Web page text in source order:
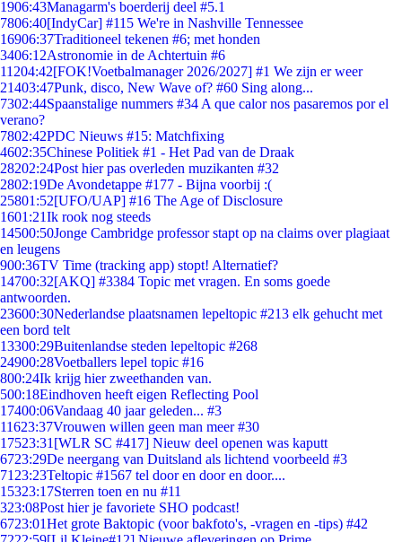
1906:43Managarm's boerderij deel #5.1
7806:40[IndyCar] #115 We're in Nashville Tennessee
16906:37Traditioneel tekenen #6; met honden
3406:12Astronomie in de Achtertuin #6
11204:42[FOK!Voetbalmanager 2026/2027] #1 We zijn er weer
21403:47Punk, disco, New Wave of? #60 Sing along...
7302:44Spaanstalige nummers #34 A que calor nos pasaremos por el
verano?
7802:42PDC Nieuws #15: Matchfixing
4602:35Chinese Politiek #1 - Het Pad van de Draak
28202:24Post hier pas overleden muzikanten #32
2802:19De Avondetappe #177 - Bijna voorbij :(
25801:52[UFO/UAP] #16 The Age of Disclosure
1601:21Ik rook nog steeds
14500:50Jonge Cambridge professor stapt op na claims over plagiaat
en leugens
900:36TV Time (tracking app) stopt! Alternatief?
14700:32[AKQ] #3384 Topic met vragen. En soms goede
antwoorden.
23600:30Nederlandse plaatsnamen lepeltopic #213 elk gehucht met
een bord telt
13300:29Buitenlandse steden lepeltopic #268
24900:28Voetballers lepel topic #16
800:24Ik krijg hier zweethanden van.
500:18Eindhoven heeft eigen Reflecting Pool
17400:06Vandaag 40 jaar geleden... #3
11623:37Vrouwen willen geen man meer #30
17523:31 [WLR SC #417] Nieuw deel openen was kaputt
6723:29De neergang van Duitsland als lichtend voorbeeld #3
71 23:23Teltopic #1567 tel door en door en door....
15323:17Sterren toen en nu #11
323:08Post hier je favoriete SHO podcast!
6723:01Het grote Baktopic (voor bakfoto's, -vragen en -tips) #42